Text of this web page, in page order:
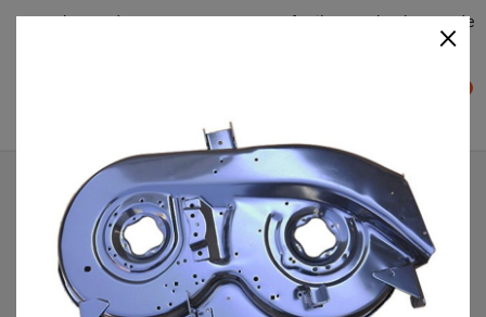
Plateaudecoupe.com : Trouver facilement le plateau de
Accueil
Plateau de coupe
Plateau de coupe 96 cm 68304264CS pour Sarp SL - 135
BS - 13AH768F498 (2009)
×